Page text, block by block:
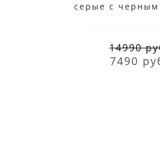
серые с черным
14990
7490